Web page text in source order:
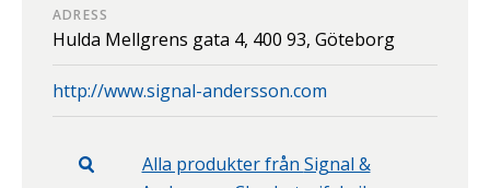
ADRESS
Hulda Mellgrens gata 4, 400 93, Göteborg
http://www.signal-andersson.com
Alla produkter från Signal &